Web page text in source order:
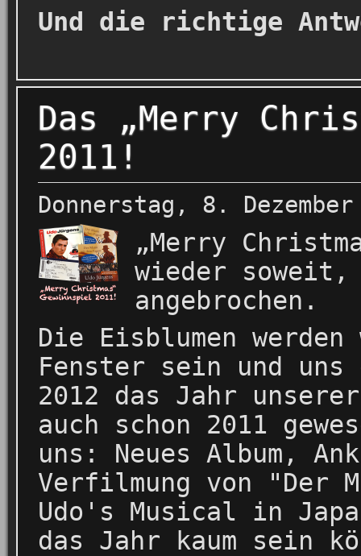
Und die richtige
Das „Merry
2011!
Donnerstag, 8.
„Merry
wieder
angebrochen.
Die Eisblumen
Fenster sein und
2012 das Jahr
auch schon 2011
uns: Neues Album,
Verfilmung von "Der
Udo's Musical in
das Jahr kaum sein